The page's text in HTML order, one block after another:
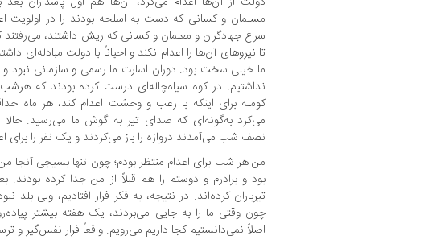
مسلمان و کسانی که دست به اسلحه بودند را در اولویت
سراغ جهادگران و معلمان و کسانی که ریش داشتند، می‌رفتند
تا نیروهای آن‌ها را اعدام نکند و احیاناً با دولت مبادله‌ای
ما خیلی سخت بود. دوران اسارت ما رسمی و سازمانی نبود و
نداشتیم. در کوه سیاه‌چاله‌ای درست کرده بودند که
کومله برای اینکه با رعب و وحشت اعدام کند، هر ماه
می‌کرد به‌گونه‌ای که صدای تیر به گوش ما می‌رسید.
نصف شب می‌آمدند دروازه را باز می‌کردند و یک نفر را برای
من هر شب برای اعدام منتظر بودم؛ چون تنها بسیجی آنجا
بود و برادرم و دوستم را هم قبلاً از من جدا کرده بودند.
تیرباران کرده‌اند. در نتیجه، به فکر فرار ‌افتادیم، ولی بلد
چون وقتی ما را به جایی می‌بردند، یک هفته بیشتر
اصلاً‌ نمی‌دانستیم کجا داریم می‌رویم. واقعاً فرار نفس‌گیر و